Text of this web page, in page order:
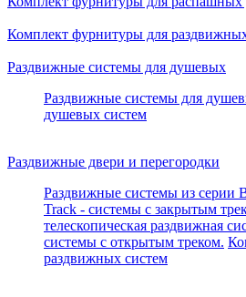
Комплект фурнитуры для
Раздвижные системы для душевых
Раздвижные системы для
душевых систем
Раздвижные двери и перегородки
Раздвижные системы из серии
Track - системы с закрытым
телескопическая раздвижная
системы с открытым треком.
раздвижных систем